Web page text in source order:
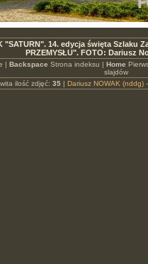
"SATURN". 14. edycja święta Szlaku
PRZEMYSŁU". FOTO: Dariusz
| Backspace Strona indeksu | Home
slajdów
ilość zdjęć: 35| Dariusz NOWAK (nddg)